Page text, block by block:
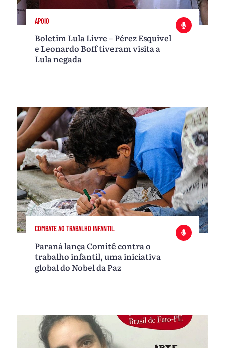
APOIO
Boletim Lula Livre – Pérez Esquivel
e Leonardo Boff tiveram visita a
Lula negada
COMBATE AO TRABALHO INFANTIL
Paraná lança Comitê contra o
trabalho infantil, uma iniciativa
global do Nobel da Paz